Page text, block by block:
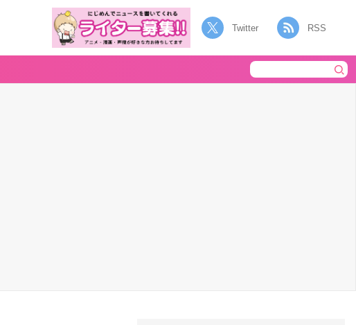
Twitter RSS